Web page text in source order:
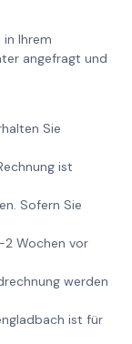
Ihrem
angefragt und
Sie
ist
Sofern Sie
2 Wochen vor
werden
ist für